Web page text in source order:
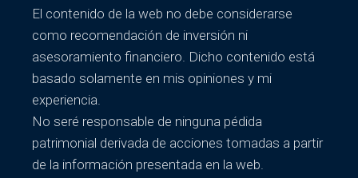
El contenido de la web no debe considerarse
como recomendación de inversión ni
asesoramiento financiero. Dicho contenido está
basado solamente en mis opiniones y mi
experiencia.
No seré responsable de ninguna pédida
patrimonial derivada de acciones tomadas a partir
de la información presentada en la web.